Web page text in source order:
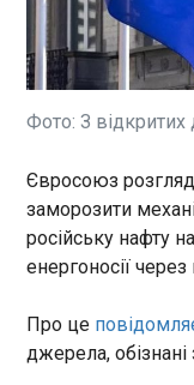
ЧИТАТЬ
Bloomberg: ЄС
цінової стелі
22:50:42
Фото: З
Євросоюз
заморозити
російську нафту
енергоносії через
Про це
джерела,